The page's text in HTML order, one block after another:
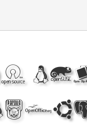
the